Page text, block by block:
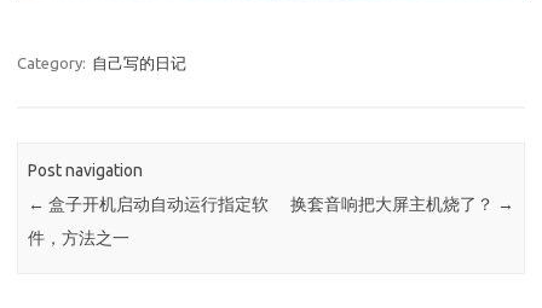
Category: 自己写的日记
Post navigation
← 盒子开机启动自动运行指定软
件，方法之一
换套音响把大屏主机烧了？ →